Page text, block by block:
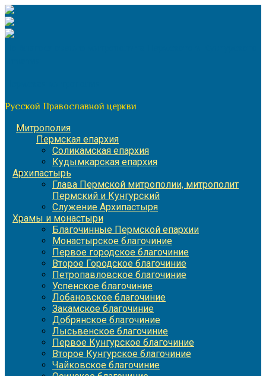
Перейти
к
содержимому
Русской Православной церкви
Митрополия
Пермская епархия
Соликамская епархия
Кудымкарская епархия
Архипастырь
Глава Пермской митрополии, митрополит
Пермский и Кунгурский
Служение Архипастыря
Храмы и монастыри
Благочинные Пермской епархии
Монастырское благочиние
Первое городское благочиние
Второе Городское благочиние
Петропавловское благочиние
Успенское благочиние
Лобановское благочиние
Закамское благочиние
Добрянское благочиние
Лысьвенское благочиние
Первое Кунгурское благочиние
Второе Кунгурское благочиние
Чайковское благочиние